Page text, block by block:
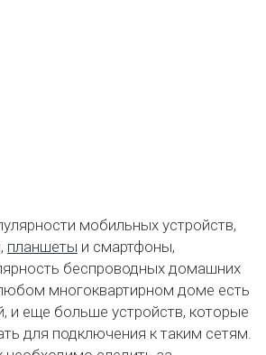
мобильных устройств,
планшеты и смартфоны,
беспроводных домашних
многоквартирном доме есть
и еще больше устройств, которые
для подключения к таким сетям.